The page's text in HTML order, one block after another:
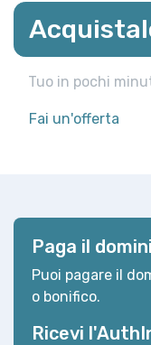
Tuo in pochi
Fai un'offerta
Paga il
Puoi pagare il
o bonifico.
Ricevi